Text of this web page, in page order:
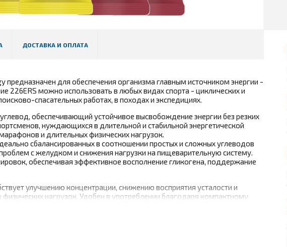
ДОСТАВКА И ОПЛАТА
предназначен для обеспечения организма главным источником энергии -
226ERS можно использовать в любых видах спорта - циклических и
спасательных работах, в походах и экспедициях.
обеспечивающий устойчивое высвобождение энергии без резких
нуждающихся в длительной и стабильной энергетической
и длительных физических нагрузок.
сбалансированных в соотношении простых и сложных углеводов
с желудком и снижения нагрузки на пищеварительную систему.
обеспечивая эффективное восполнение гликогена, поддержание
улучшению концентрации, снижению восприятия усталости и
нагрузок. Удобен в употреблении благодаря компактному
идеально подходит и во время и после тренировки;